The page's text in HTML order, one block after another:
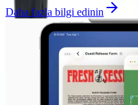
Daha fazla bilgi edinin